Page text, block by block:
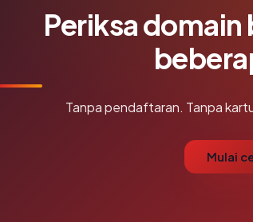
Periksa
Tanpa pendaftaran. Tanpa
Mulai